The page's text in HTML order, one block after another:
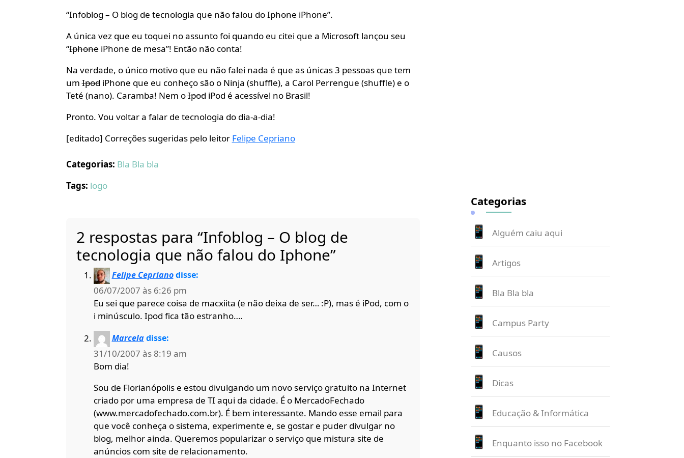
“Infoblog – O blog de tecnologia que não falou doIphoneiPhone”.
A única vez que eu toquei no assunto foi quando eu citei que a Microsoft lançou seu
“IphoneiPhone de mesa”! Então não conta!
Na verdade, o único motivo que eu não falei nada é que as únicas 3 pessoas que tem
umIpodiPhone que eu conheço são o Ninja (shuffle), a Carol Perrengue (shuffle) e o
Teté (nano). Caramba! Nem oIpodiPod é acessível no Brasil!
Pronto. Vou voltar a falar de tecnologia do dia-a-dia!
[editado] Correções sugeridas pelo leitor Felipe Cepriano
Categorias: Bla Bla bla
Tags: logo
2 respostas para “Infoblog – O blog de
tecnologia que não falou do Iphone”
Felipe Cepriano disse:
06/07/2007 às 6:26 pm
Eu sei que parece coisa de macxiita (e não deixa de ser… :P), mas é iPod, com o
i minúsculo. Ipod fica tão estranho….
Marcela disse:
31/10/2007 às 8:19 am
Bom dia!
Sou de Florianópolis e estou divulgando um novo serviço gratuito na Internet
criado por uma empresa de TI aqui da cidade. É o MercadoFechado
(www.mercadofechado.com.br). É bem interessante. Mando esse email para
que você conheça o sistema, experimente e, se gostar e puder divulgar no
blog, melhor ainda. Queremos popularizar o serviço que mistura site de
anúncios com site de relacionamento.
Categorias
Alguém caiu aqui
Artigos
Bla Bla bla
Campus Party
Causos
Dicas
Educação & Informática
Enquanto isso no Facebook